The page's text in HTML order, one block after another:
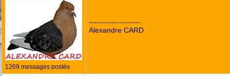
1269 messages postés
--------------------
Alexandre CARD